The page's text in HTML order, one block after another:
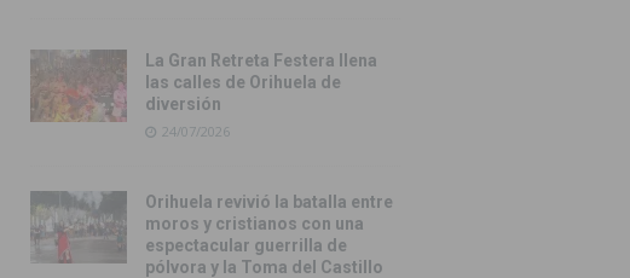
La Gran Retreta Festera llena
las calles de Orihuela de
diversión
24/07/2026
Orihuela revivió la batalla entre
moros y cristianos con una
espectacular guerrilla de
pólvora y la Toma del Castillo